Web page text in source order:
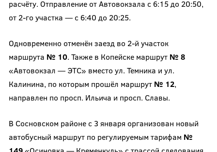
расчёту. Отправление от Автовокзала с 6:15 до 20:50,
от 2-го участка — с 6:40 до 20:25.
Одновременно отменён заезд во 2-й участок
маршрута № 10. Также в Копейске маршрут № 8
«Автовокзал — ЭТС» вместо ул. Темника и ул.
Калинина, по которым прошёл маршрут № 12,
направлен по просп. Ильича и просп. Славы.
В Сосновском районе с 3 января организован новый
автобусный маршрут по регулируемым тарифам №